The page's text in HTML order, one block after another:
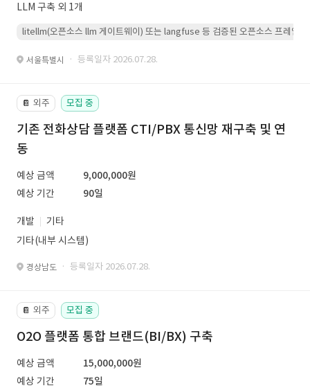
LLM 구축 외 1개
litellm(오픈소스 llm 게이트웨이) 또는 langfuse 등 검증된 오픈소스 프레임워
서울특별시 · 등록일자 2026.07.28.
📔 외주 모집 중
기존 전화상담 플랫폼 CTI/PBX 통신망 재구축 및 연
동
예상 금액
9,000,000원
예상 기간
90일
개발
기타
기타(내부 시스템)
경상남도 · 등록일자 2026.07.28.
📔 외주 모집 중
O2O 플랫폼 통합 브랜드(BI/BX) 구축
예상 금액
15,000,000원
예상 기간
75일